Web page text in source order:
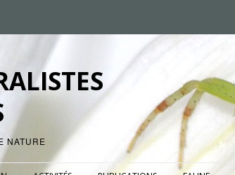
NATURE